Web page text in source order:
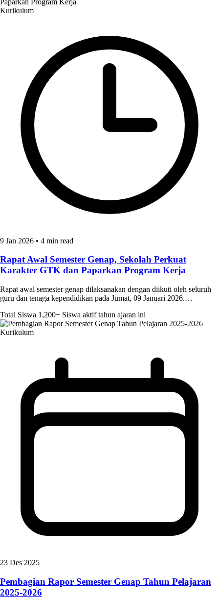
Kurikulum
9 Jan 2026 • 4 min read
Rapat Awal Semester Genap, Sekolah Perkuat
Karakter GTK dan Paparkan Program Kerja
Rapat awal semester genap dilaksanakan dengan diikuti oleh seluruh
guru dan tenaga kependidikan pada Jumat, 09 Januari 2026.…
Total Siswa 1,200+ Siswa aktif tahun ajaran ini
Kurikulum
23 Des 2025
Pembagian Rapor Semester Genap Tahun Pelajaran
2025-2026